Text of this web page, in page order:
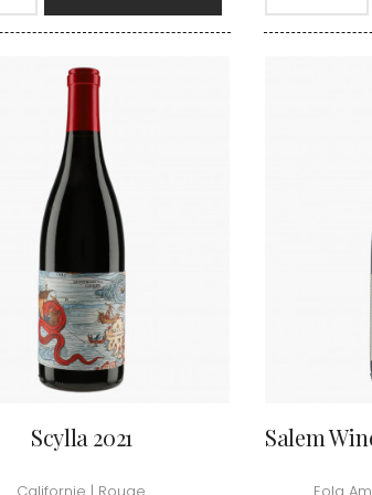
CHAPELLE
JOSEPH
DUVERNAY
PIERRE-YVES
HEITZ ARMAND
Scylla 2021 Salem